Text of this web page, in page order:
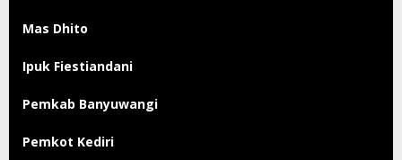
Mas Dhito
Ipuk Fiestiandani
Pemkab Banyuwangi
Pemkot Kediri